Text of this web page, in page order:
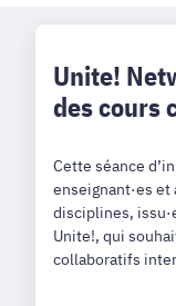
Unite!
des cours
Cette séance
enseignant·es
disciplines,
Unite!, qui
collaboratifs